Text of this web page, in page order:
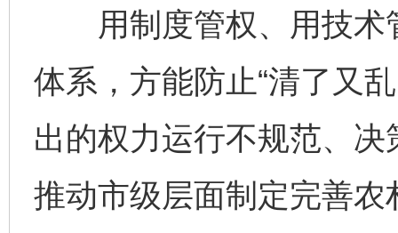
用制度管权、用技术
体系，方能防止“清了又
出的权力运行不规范、
推动市级层面制定完善